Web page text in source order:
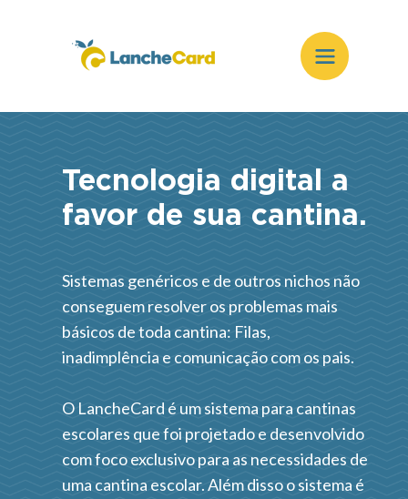
Tecnologia digital a
favor de sua cantina.
Sistemas genéricos e de outros nichos não
conseguem resolver os problemas mais
básicos de toda cantina: Filas,
inadimplência e comunicação com os pais.
O LancheCard é um sistema para cantinas
escolares que foi projetado e desenvolvido
com foco exclusivo para as necessidades de
uma cantina escolar. Além disso o sistema é